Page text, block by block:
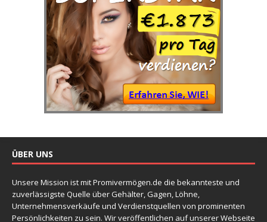
ÜBER UNS
Unsere Mission ist mit Promivermögen.de die bekannteste und
zuverlässigste Quelle über Gehälter, Gagen, Löhne,
Unternehmensverkäufe und Verdienstquellen von prominenten
Persönlichkeiten zu sein. Wir veröffentlichen auf unserer Webseite